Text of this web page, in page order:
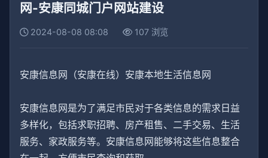
网-安康同城门户网站建设
2024-08-08 08:08 107 浏览
安康信息网（安康在线）安康本地生活信息网
安康信息网是为了满足市民对于各类信息的需求日益
多样化，包括求职招聘、房产租售、二手交易、生活
服务、家政服务等。安康信息网能够将这些信息整合